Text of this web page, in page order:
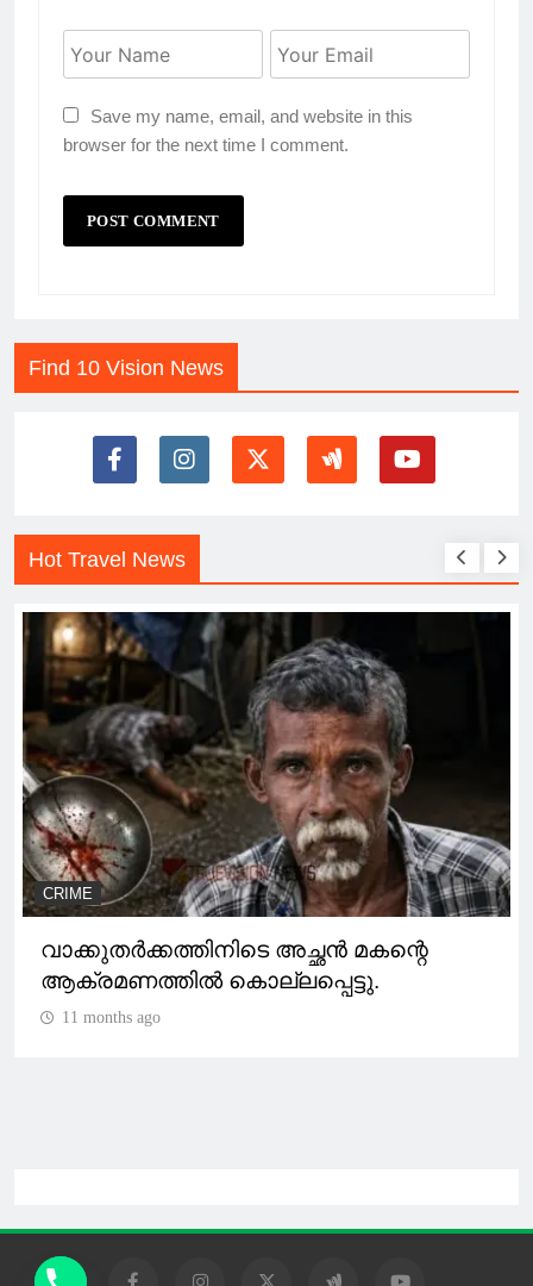
Save my name, email, and website in this
browser for the next time I comment.
Find 10 Vision News
Hot Travel News
CRIME
വാക്കുതർക്കത്തിനിടെ അച്ഛൻ മകന്റെ
ആക്രമണത്തിൽ കൊല്ലപ്പെട്ടു.
11 months ago